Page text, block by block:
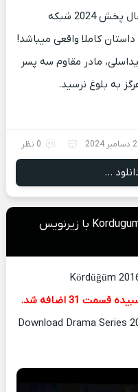
مادرم انکارا که جدیدترین سریال درحال پخش 2024 شبکه
کاملا واقعی میباشد!
سویداسلی، مادر مقاوم سه پسر
به بلوغ نرسید.
2024 0 نظر
...
دانلود سریال گره کور | Kordugum 2016 با زیرنویس
Download Drama Series